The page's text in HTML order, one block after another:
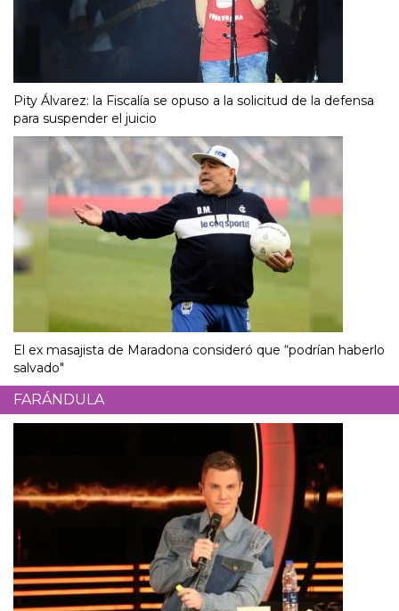
Pity Álvarez: la Fiscalía se opuso a la solicitud de la defensa
para suspender el juicio
El ex masajista de Maradona consideró que “podrían haberlo
salvado"
FARÁNDULA